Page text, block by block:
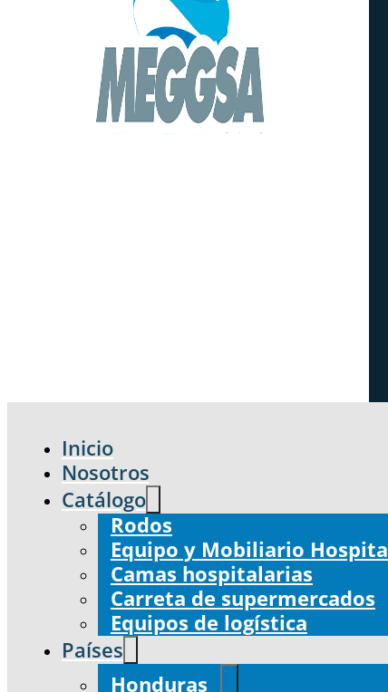
Inicio
Nosotros
Catálogo
Rodos
Equipo y Mobiliario
Camas hospitalarias
Carreta de supermercados
Equipos de logística
Países
Honduras